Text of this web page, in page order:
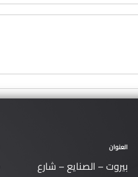
العنوان
بيروت – الصنايع – شارع